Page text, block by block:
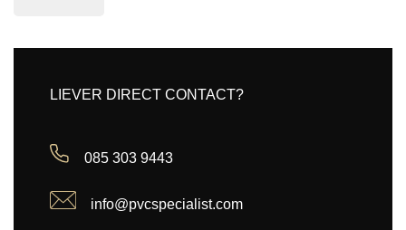
LIEVER DIRECT CONTACT?
085 303 9443
info@pvcspecialist.com